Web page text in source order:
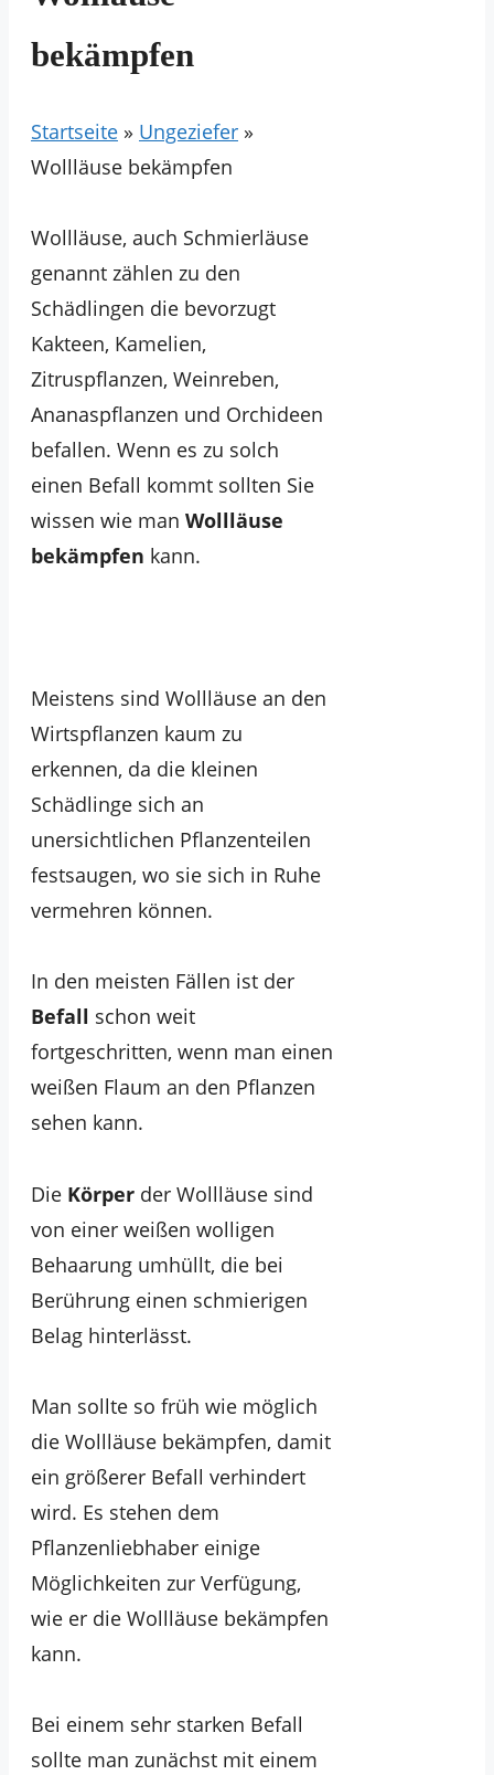
bekämpfen
Startseite » Ungeziefer »
Wollläuse bekämpfen
Wollläuse, auch Schmierläuse
genannt zählen zu den
Schädlingen die bevorzugt
Kakteen, Kamelien,
Zitruspflanzen, Weinreben,
Ananaspflanzen und Orchideen
befallen. Wenn es zu solch
einen Befall kommt sollten Sie
wissen wie man Wollläuse
bekämpfen kann.
Meistens sind Wollläuse an den
Wirtspflanzen kaum zu
erkennen, da die kleinen
Schädlinge sich an
unersichtlichen Pflanzenteilen
festsaugen, wo sie sich in Ruhe
vermehren können.
In den meisten Fällen ist der
Befall schon weit
fortgeschritten, wenn man einen
weißen Flaum an den Pflanzen
sehen kann.
Die Körper der Wollläuse sind
von einer weißen wolligen
Behaarung umhüllt, die bei
Berührung einen schmierigen
Belag hinterlässt.
Man sollte so früh wie möglich
die Wollläuse bekämpfen, damit
ein größerer Befall verhindert
wird. Es stehen dem
Pflanzenliebhaber einige
Möglichkeiten zur Verfügung,
wie er die Wollläuse bekämpfen
kann.
Bei einem sehr starken Befall
sollte man zunächst mit einem